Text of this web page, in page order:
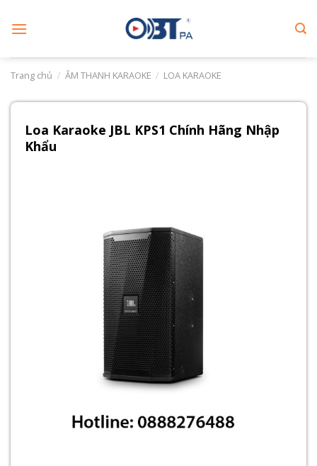
Trang chủ / ÂM THANH KARAOKE / LOA KARAOKE
Loa Karaoke JBL KPS1 Chính Hãng Nhập
Khẩu